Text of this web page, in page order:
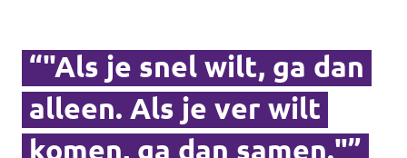
Documenten
“"Als je snel wilt, ga dan
alleen. Als je ver wilt
komen, ga dan samen."”